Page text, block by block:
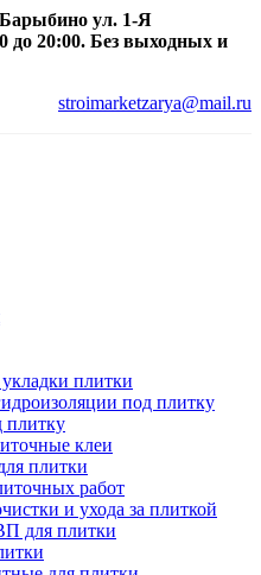
ул. 1-Я
до 20:00. Без выходных и
stroimarketzarya@mail.ru
плитки
под плитку
плитку
клеи
плитки
работ
и ухода за плиткой
для плитки